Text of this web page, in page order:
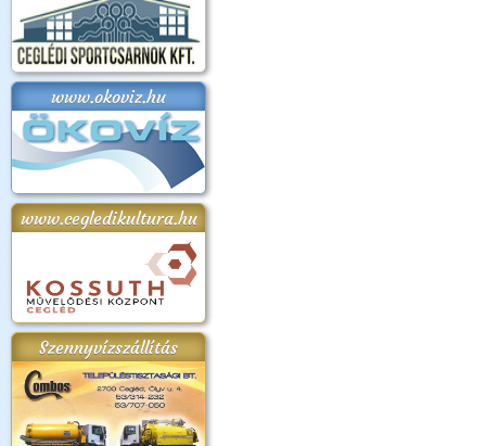
www.okoviz.hu
www.cegledikultura.hu
Szennyvízszállítás
2018.
Kossuth Toborzó
Ünnepély
Szent István Ünnepe
(2017. 08. 20.)